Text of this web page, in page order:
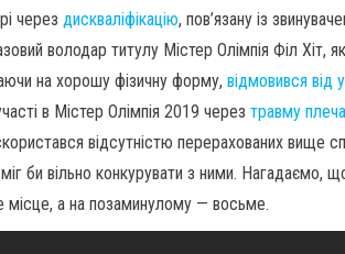
через дискваліфікацію, пов’язану із
володар титулу Містер Олімпія Філ
на хорошу фізичну форму, відмовився від
в Містер Олімпія 2019 через травму плеча
відсутністю перерахованих вище
би вільно конкурувати з ними. Нагадаємо,
місце, а на позаминулому — восьме.